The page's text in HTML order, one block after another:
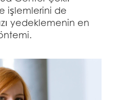
işlemlerini de
yedeklemenin en